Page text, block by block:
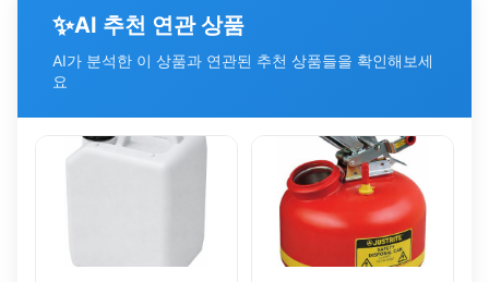
✨AI 추천 연관 상품
AI가 분석한 이 상품과 연관된 추천 상품들을 확인해보세
요